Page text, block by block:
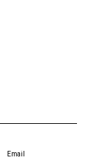
Email